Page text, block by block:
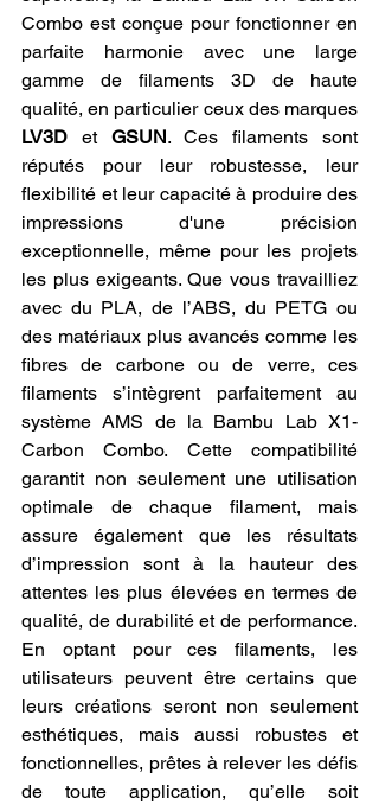
Combo est conçue pour fonctionner en
parfaite harmonie avec une large
gamme de filaments 3D de haute
LV3D et GSUN. Ces filaments sont
réputés pour leur robustesse, leur
flexibilité et leur capacité à produire des
impressions d'une précision
exceptionnelle, même pour les projets
les plus exigeants. Que vous travailliez
avec du PLA, de l’ABS, du PETG ou
des matériaux plus avancés comme les
fibres de carbone ou de verre, ces
filaments s’intègrent parfaitement au
système AMS de la Bambu Lab X1-
Carbon Combo. Cette compatibilité
garantit non seulement une utilisation
optimale de chaque filament, mais
assure également que les résultats
d’impression sont à la hauteur des
attentes les plus élevées en termes de
qualité, de durabilité et de performance.
En optant pour ces filaments, les
utilisateurs peuvent être certains que
leurs créations seront non seulement
esthétiques, mais aussi robustes et
fonctionnelles, prêtes à relever les défis
de toute application, qu’elle soit